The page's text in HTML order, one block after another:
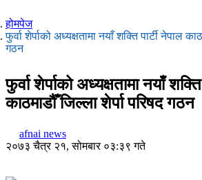
होमपेज
फुर्वा शेर्पाको अध्यक्षतामा नयाँ शक्ति पार्टी नेपाल
गठन
फुर्वा शेर्पाको अध्यक्षतामा नयाँ
काठमाडौँ जिल्ला शेर्पा परिषद गठन
afnai news
२०७३ चैत्र २१, सोमबार ०३:३९ गते